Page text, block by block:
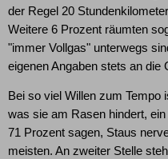
der Regel 20
Weitere 6 Prozent räumten
"immer Vollgas" unterwegs
eigenen Angaben stets an die
Bei so viel Willen zum Tempo
was sie am Rasen hindert,
71 Prozent sagen, Staus
meisten. An zweiter Stelle